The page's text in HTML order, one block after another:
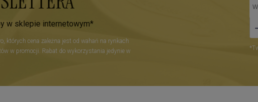
w sklepie internetowym*
których cena zależna jest od wahań na rynkach
w promocji. Rabat do wykorzystania jedynie w